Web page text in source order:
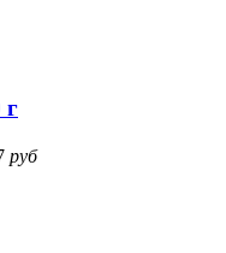
г
руб